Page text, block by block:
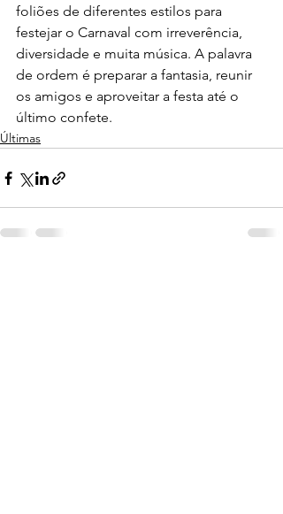
foliões de diferentes estilos para
festejar o Carnaval com irreverência,
diversidade e muita música. A palavra
de ordem é preparar a fantasia, reunir
os amigos e aproveitar a festa até o
último confete.
Últimas